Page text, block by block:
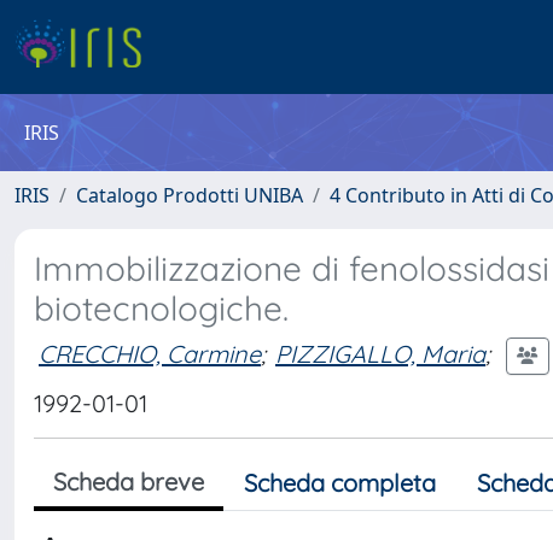
IRIS
IRIS Catalogo Prodotti UNIBA 4 Contributo in Atti di
Immobilizzazione di
biotecnologiche.
CRECCHIO, Carmine; PIZZIGALLO, Maria;
1992-01-01
Scheda breve Scheda completa